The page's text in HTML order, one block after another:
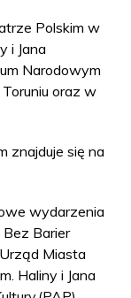
Polskim w
i Jana
Narodowym
oraz w
znajduje się na
wydarzenia
Barier
Miasta
Haliny i Jana